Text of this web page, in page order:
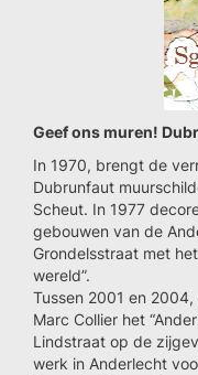
Geef ons muren!
In 1970, brengt de
Dubrunfaut
Scheut. In 1977
gebouwen van de
Grondelsstraat met
wereld”.
Tussen 2001 en
Marc Collier het
Lindstraat op de
werk in Anderlecht